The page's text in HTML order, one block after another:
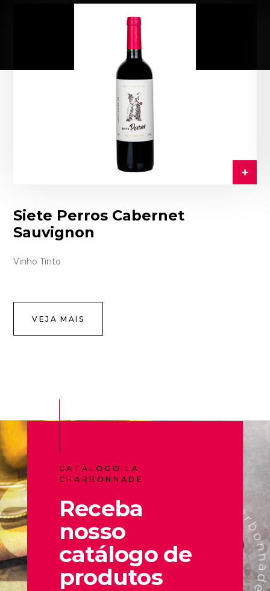
Siete Perros Cabernet
Sauvignon
Vinho Tinto
VEJA MAIS
CATÁLOGO LA
CHARBONNADE
Receba
nosso
catálogo de
produtos